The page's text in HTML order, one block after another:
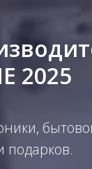
2025
подарков.